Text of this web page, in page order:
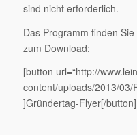
sind nicht erforderlich.
Das Programm finden
zum Download:
[button url=“http://
content/uploads/2013/03/
]Gründertag-Flyer[/button]